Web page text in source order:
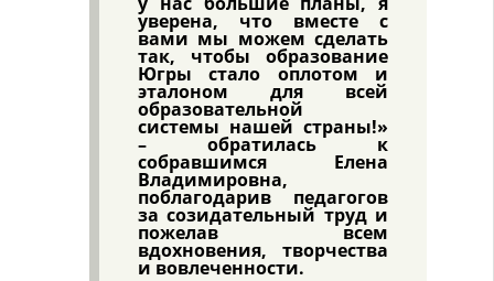
уверена, что вместе с
вами мы можем сделать
так, чтобы образование
Югры стало оплотом и
эталоном для всей
образовательной
системы нашей страны!»
– обратилась к
собравшимся Елена
Владимировна,
поблагодарив педагогов
за созидательный труд и
пожелав всем
вдохновения, творчества
и вовлеченности.